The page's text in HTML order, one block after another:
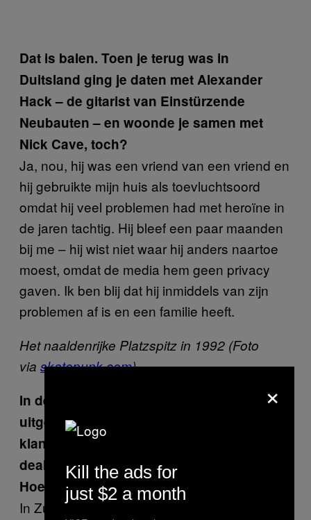
Dat is balen. Toen je terug was in
Duitsland ging je daten met Alexander
Hack – de gitarist van Einstürzende
Neubauten – en woonde je samen met
Nick Cave, toch?
Ja, nou, hij was een vriend van een vriend en
hij gebruikte mijn huis als toevluchtsoord
omdat hij veel problemen had met heroïne in
de jaren tachtig. Hij bleef een paar maanden
bij me – hij wist niet waar hij anders naartoe
moest, omdat de media hem geen privacy
gaven. Ik ben blij dat hij inmiddels van zijn
problemen af is en een familie heeft.
Het naaldenrijke Platzspitz in 1992 (Foto
via skatepunk.com)
In de late jaren tachtig, toen je bij een paar
uitgevers in Zürich woonde, werd je vaste
klant in het Platzspitz-park, waar drugs
dealen en gebruiken helemaal legaal was.
Hoe was dat?
In Zürich leefde ik tussen de literaire sterren
×
Kill the ads for
just $2 a month